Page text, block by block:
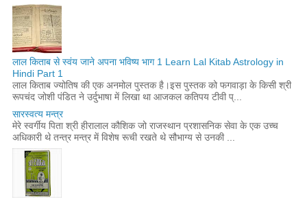
लाल किताब से स्वंय जाने अपना भविष्य भाग 1 Learn Lal Kitab Astrology in
Hindi Part 1
लाल किताब ज्योतिष की एक अनमोल पुस्तक है।इस पुस्तक को फगवाड़ा के किसी श्री
रूपचंद जोशी पंडित ने उर्दुभाषा में लिखा था आजकल कतिपय टीवी प्...
सारस्वत्य मन्त्र
मेरे स्वर्गीय पिता श्री हीरालाल कौशिक जो राजस्थान प्रशासनिक सेवा के एक उच्च
अधिकारी थे तन्त्र मन्त्र में विशेष रूची रखते थे सौभाग्य से उनकी ...